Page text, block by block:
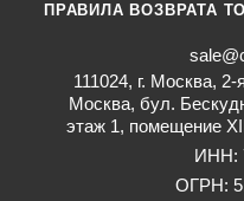
ПРАВИЛА ВОЗВРАТА
111024, г. Москва,
Москва, бул.
этаж 1, помещение
ИНН:
ОГРН: